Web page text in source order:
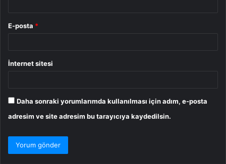
E-posta *
İnternet sitesi
Daha sonraki yorumlarımda kullanılması için adım, e-posta
adresim ve site adresim bu tarayıcıya kaydedilsin.